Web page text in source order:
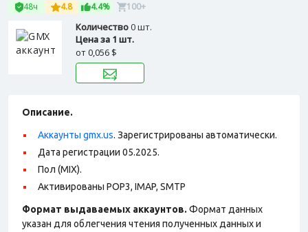
48ч 4.8 4.4% 100+
Количество0 шт.
Цена за 1 шт.
от0,056 $
Описание.
Аккаунты gmx.us. Зарегистрированы автоматически.
Дата регистрации 05.2025.
Пол (MIX).
Активированы POP3, IMAP, SMTP
Формат выдаваемых аккаунтов. Формат данных
указан для облегчения чтения полученных данных и